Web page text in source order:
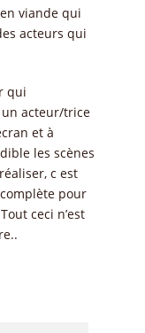
viande qui
acteurs qui
qui
un acteur/trice
et à
les scènes
c est
pour
ceci n’est